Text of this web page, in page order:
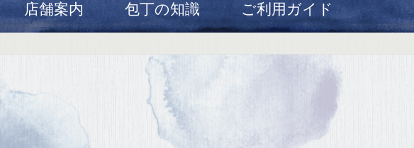
店舗案内 包丁の知識 ご利用ガイド